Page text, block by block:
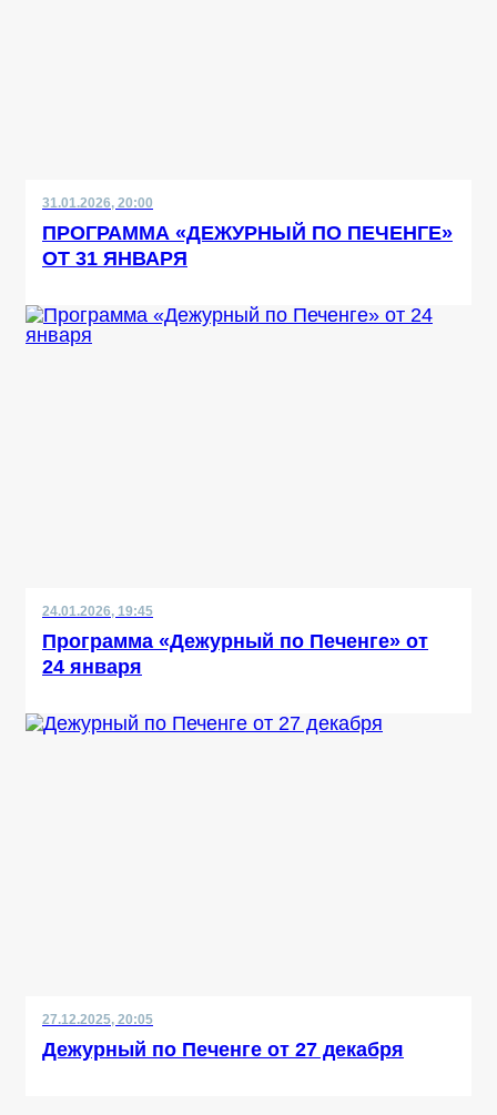
31.01.2026, 20:00
ПРОГРАММА «ДЕЖУРНЫЙ ПО ПЕЧЕНГЕ»
ОТ 31 ЯНВАРЯ
24.01.2026, 19:45
Программа «Дежурный по Печенге» от
24 января
27.12.2025, 20:05
Дежурный по Печенге от 27 декабря